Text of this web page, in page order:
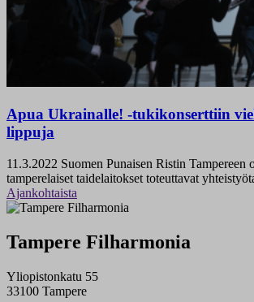
Apua Ukrainalle! -tukikonserttiin
lippuja
11.3.2022 Suomen Punaisen Ristin Tampereen
tamperelaiset taidelaitokset toteuttavat
Ajankohtaista
Tampere Filharmonia
Yliopistonkatu 55
33100 Tampere